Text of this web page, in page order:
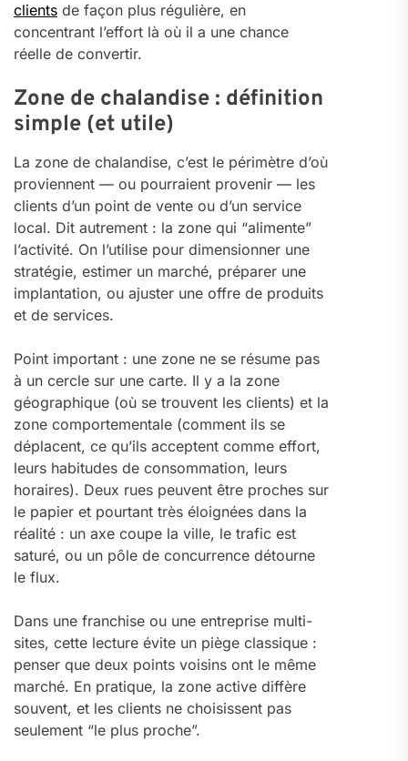
clients de façon plus régulière, en
concentrant l’effort là où il a une chance
réelle de convertir.
Zone de chalandise : définition
simple (et utile)
La zone de chalandise, c’est le périmètre d’où
proviennent — ou pourraient provenir — les
clients d’un point de vente ou d’un service
local. Dit autrement : la zone qui “alimente”
l’activité. On l’utilise pour dimensionner une
stratégie, estimer un marché, préparer une
implantation, ou ajuster une offre de produits
et de services.
Point important : une zone ne se résume pas
à un cercle sur une carte. Il y a la zone
géographique (où se trouvent les clients) et la
zone comportementale (comment ils se
déplacent, ce qu’ils acceptent comme effort,
leurs habitudes de consommation, leurs
horaires). Deux rues peuvent être proches sur
le papier et pourtant très éloignées dans la
réalité : un axe coupe la ville, le trafic est
saturé, ou un pôle de concurrence détourne
le flux.
Dans une franchise ou une entreprise multi-
sites, cette lecture évite un piège classique :
penser que deux points voisins ont le même
marché. En pratique, la zone active diffère
souvent, et les clients ne choisissent pas
seulement “le plus proche”.